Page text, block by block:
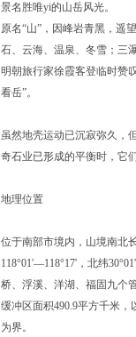
景名胜唯yi的山岳风光。
原名“山”，因峰岩青黑，遥
石、云海、温泉、冬雪；三
明朝旅行家徐霞客登临时赞
看岳”。
虽然地壳运动已沉寂弥久，
奇石业已形成的平衡时，它
地理位置
位于南部市境内，山境南北
118°01'—118°17'，北纬
桥、浮溪、洋湖、福固九个管
缓冲区面积490.9平方千米
为界。